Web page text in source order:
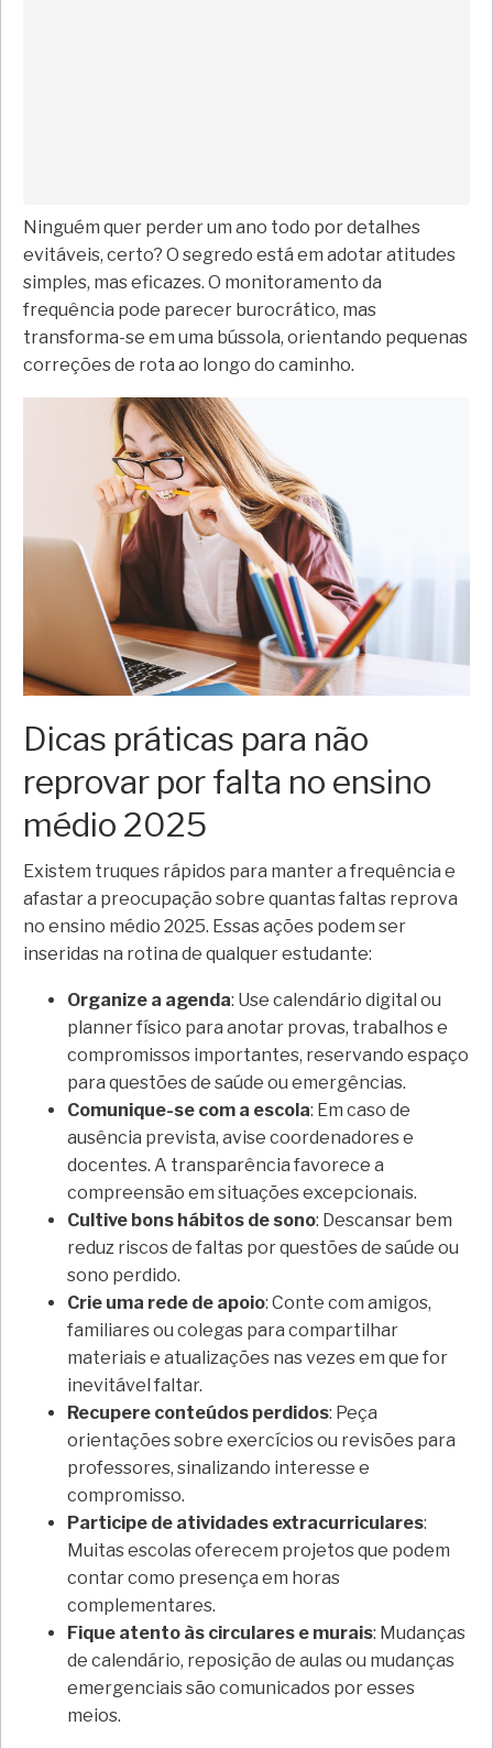
Ninguém quer perder um ano todo por detalhes
evitáveis, certo? O segredo está em adotar atitudes
simples, mas eficazes. O monitoramento da
frequência pode parecer burocrático, mas
transforma-se em uma bússola, orientando pequenas
correções de rota ao longo do caminho.
Dicas práticas para não
reprovar por falta no ensino
médio 2025
Existem truques rápidos para manter a frequência e
afastar a preocupação sobre quantas faltas reprova
no ensino médio 2025. Essas ações podem ser
inseridas na rotina de qualquer estudante:
Organize a agenda: Use calendário digital ou
planner físico para anotar provas, trabalhos e
compromissos importantes, reservando espaço
para questões de saúde ou emergências.
Comunique-se com a escola: Em caso de
ausência prevista, avise coordenadores e
docentes. A transparência favorece a
compreensão em situações excepcionais.
Cultive bons hábitos de sono: Descansar bem
reduz riscos de faltas por questões de saúde ou
sono perdido.
Crie uma rede de apoio: Conte com amigos,
familiares ou colegas para compartilhar
materiais e atualizações nas vezes em que for
inevitável faltar.
Recupere conteúdos perdidos: Peça
orientações sobre exercícios ou revisões para
professores, sinalizando interesse e
compromisso.
Participe de atividades extracurriculares:
Muitas escolas oferecem projetos que podem
contar como presença em horas
complementares.
Fique atento às circulares e murais: Mudanças
de calendário, reposição de aulas ou mudanças
emergenciais são comunicados por esses
meios.